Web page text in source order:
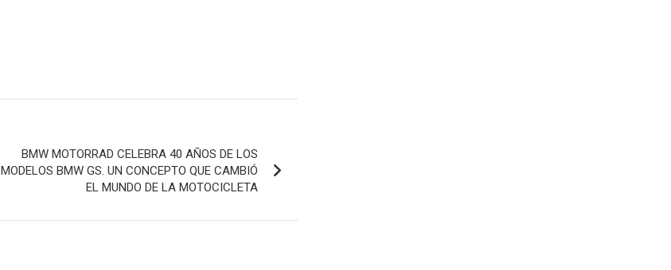
BMW MOTORRAD CELEBRA 40 AÑOS DE LOS
MODELOS BMW GS. UN CONCEPTO QUE CAMBIÓ
EL MUNDO DE LA MOTOCICLETA